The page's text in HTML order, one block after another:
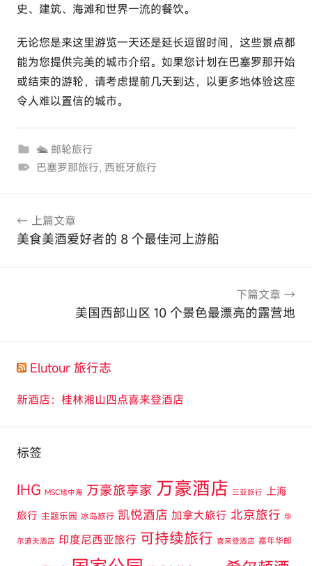
史、建筑、海滩和世界一流的餐饮。
无论您是来这里游览一天还是延长逗留时间，这些景点都
能为您提供完美的城市介绍。如果您计划在巴塞罗那开始
或结束的游轮，请考虑提前几天到达，以更多地体验这座
令人难以置信的城市。
🛳 邮轮旅行
巴塞罗那旅行, 西班牙旅行
上篇文章
美食美酒爱好者的 8 个最佳河上游船
下篇文章
美国西部山区 10 个景色最漂亮的露营地
Elutour 旅行志
新酒店：桂林湘山四点喜来登酒店
标签
IHG MSC地中海 万豪旅享家 万豪酒店 三亚旅行
上海
旅行 主题乐园 冰岛旅行 凯悦酒店 加拿大旅行 北京旅行 华
尔道夫酒店 印度尼西亚旅行 可持续旅行 喜来登酒店 嘉年华邮